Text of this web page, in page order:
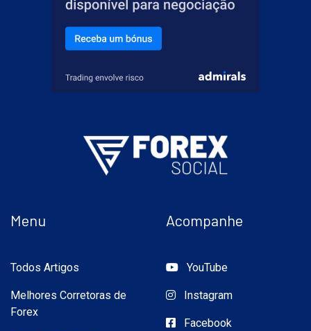
Menu
Todos Artigos
Melhores Corretoras de
Forex
Acompanhe
YouTube
Instagram
Facebook